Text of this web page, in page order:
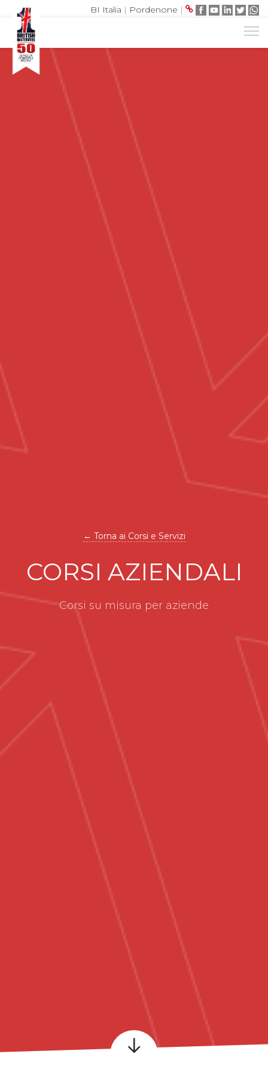
BI Italia | Pordenone |
← Torna ai Corsi e Servizi
CORSI AZIENDALI
Corsi su misura per aziende